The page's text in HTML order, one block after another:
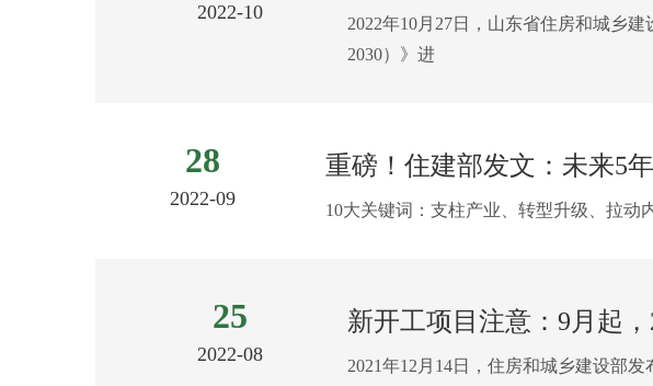
2022-10
2022年10月27日，山东省住房和城乡
2030）》进
28
2022-09
重磅！住建部发文：未来5
10大关键词：支柱产业、转型升级、拉
25
2022-08
新开工项目注意：9月起
2021年12月14日，住房和城乡建设部